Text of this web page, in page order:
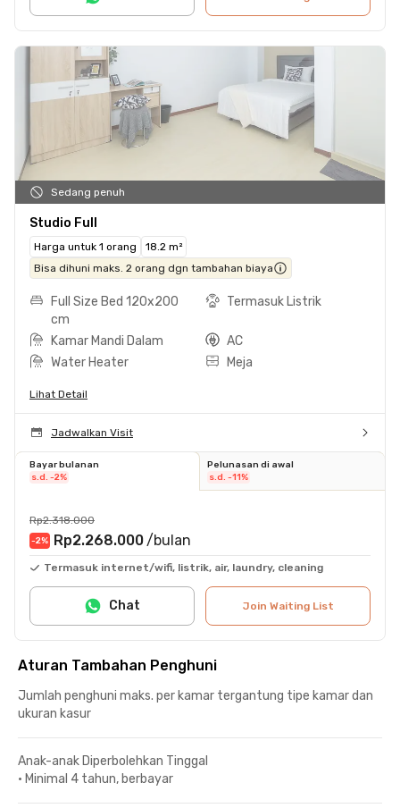
Sedang penuh
Studio Full
Harga untuk 1 orang
18.2 m²
Bisa dihuni maks. 2 orang dgn tambahan biaya
Full Size Bed 120x200
cm
Termasuk Listrik
Kamar Mandi Dalam
AC
Water Heater
Meja
Lihat Detail
Jadwalkan Visit
Bayar bulanan
s.d. -2%
Pelunasan di awal
s.d. -11%
Rp2.318.000
-2% Rp2.268.000 /bulan
Termasuk internet/wifi, listrik, air, laundry, cleaning
Join Waiting List
Chat
Aturan Tambahan Penghuni
Jumlah penghuni maks. per kamar tergantung tipe kamar dan
ukuran kasur
Anak-anak Diperbolehkan Tinggal
• Minimal 4 tahun, berbayar